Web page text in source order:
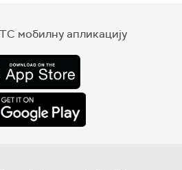
мобилну апликацију